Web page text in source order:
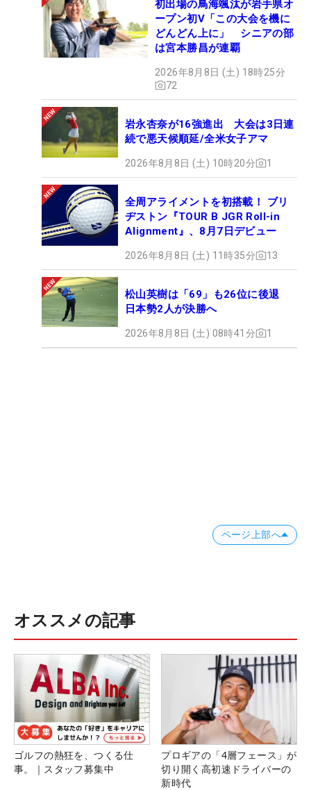
初出場の鳥海颯汰が岩手県オ
ープン初V「この大会を機に
どんどん上に」 シニアの部
は宮本勝昌が連覇
2026年8月8日 (土) 18時25分
72
岩永杏奈が16強進出 大会は3日連
続で悪天候順延/全米女子アマ
2026年8月8日 (土) 10時20分 1
全周アライメントを初搭載！ ブリ
ヂストン『TOUR B JGR Roll-in
Alignment』、8月7日デビュー
2026年8月8日 (土) 11時35分 13
松山英樹は「69」も26位に後退
日本勢2人が決勝へ
2026年8月8日 (土) 08時41分 1
ページ上部へ
オススメの記事
ゴルフの熱狂を、つくる仕
事。｜スタッフ募集中
プロギアの「4層フェース」が
切り開く高初速ドライバーの
新時代